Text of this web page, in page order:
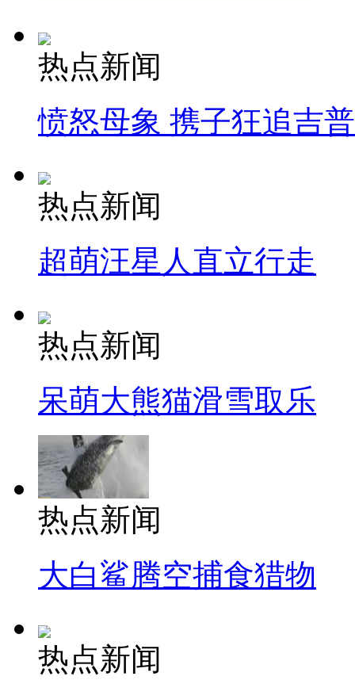
热点新闻
愤怒母象 携子狂追吉
热点新闻
超萌汪星人直立行走
热点新闻
呆萌大熊猫滑雪取乐
热点新闻
大白鲨腾空捕食猎物
热点新闻